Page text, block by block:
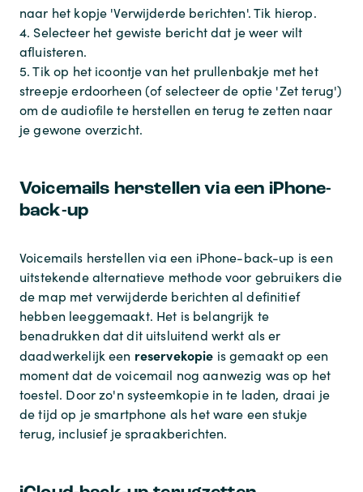
naar het kopje 'Verwijderde berichten'. Tik hierop.
4. Selecteer het gewiste bericht dat je weer wilt
afluisteren.
5. Tik op het icoontje van het prullenbakje met het
streepje erdoorheen (of selecteer de optie 'Zet terug')
om de audiofile te herstellen en terug te zetten naar
je gewone overzicht.
Voicemails herstellen via een iPhone-
back-up
Voicemails herstellen via een iPhone-back-up is een
uitstekende alternatieve methode voor gebruikers die
de map met verwijderde berichten al definitief
hebben leeggemaakt. Het is belangrijk te
benadrukken dat dit uitsluitend werkt als er
daadwerkelijk een reservekopie is gemaakt op een
moment dat de voicemail nog aanwezig was op het
toestel. Door zo'n systeemkopie in te laden, draai je
de tijd op je smartphone als het ware een stukje
terug, inclusief je spraakberichten.